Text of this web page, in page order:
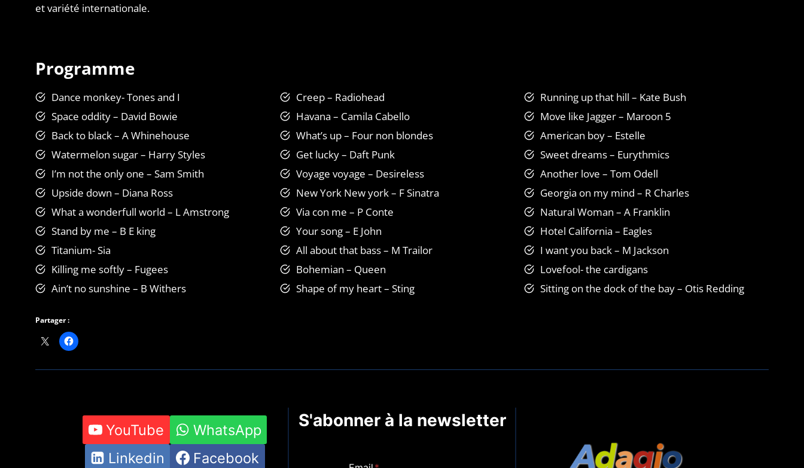
et variété internationale.
Programme
Dance monkey- Tones and I Creep – Radiohead
Running up that hill – Kate Bush
Space oddity – David Bowie
Havana – Camila Cabello
Move like Jagger – Maroon 5
Back to black – A Whinehouse
What’s up – Four non blondes
American boy – Estelle
Watermelon sugar – Harry Styles
Get lucky – Daft Punk
Sweet dreams – Eurythmics
I’m not the only one – Sam Smith
Voyage voyage – Desireless
Another love – Tom Odell
Upside down – Diana Ross
New York New york – F Sinatra
Georgia on my mind – R Charles
What a wonderfull world – L Amstrong
Via con me – P Conte
Natural Woman – A Franklin
Stand by me – B E king
Your song – E John
Hotel California – Eagles
Titanium- Sia
All about that bass – M Trailor
I want you back – M Jackson
Killing me softly – Fugees
Bohemian – Queen
Lovefool- the cardigans
Ain’t no sunshine – B Withers
Shape of my heart – Sting Sitting on the dock of the bay – Otis Redding
Partager :
YouTube
WhatsApp
Linkedin
Facebook
S'abonner à la newsletter